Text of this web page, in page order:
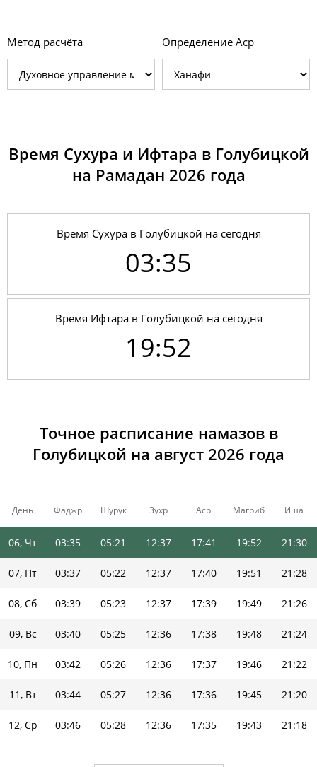
Метод расчёта Определение Аср
Время Сухура и Ифтара в Голубицкой
на Рамадан 2026 годa
Время Сухура в Голубицкой на сегодня
03:35
Время Ифтара в Голубицкой на сегодня
19:52
Точное расписание намазов в
Голубицкой на август 2026 года
День Фаджр Шурук Зухр Аср Магриб Иша
03, Пн 03:29 05:17 12:37 17:44 19:56 21:36
05, Ср 03:33 05:20 12:37 17:42 19:53 21:32
06, Чт 03:35 05:21 12:37 17:41 19:52 21:30
07, Пт 03:37 05:22 12:37 17:40 19:51 21:28
08, Сб 03:39 05:23 12:37 17:39 19:49 21:26
09, Вс 03:40 05:25 12:36 17:38 19:48 21:24
10, Пн 03:42 05:26 12:36 17:37 19:46 21:22
11, Вт 03:44 05:27 12:36 17:36 19:45 21:20
12, Ср 03:46 05:28 12:36 17:35 19:43 21:18